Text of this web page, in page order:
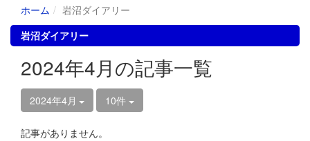
ホーム
岩沼ダイアリー
岩沼ダイアリー
2024年4月の記事一覧
2024年4月 10件
記事がありません。